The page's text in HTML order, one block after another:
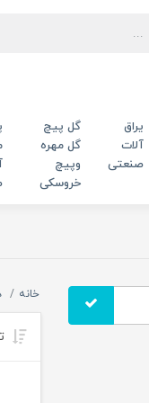
یراق
آلات
صنعتی
گل پیچ
گل مهره
وپیچ
خروسکی
خانه